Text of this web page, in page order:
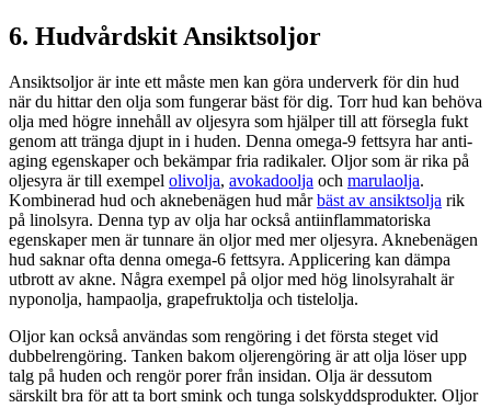
6. Hudvårdskit Ansiktsoljor
Ansiktsoljor är inte ett måste men kan göra underverk för din hud
när du hittar den olja som fungerar bäst för dig. Torr hud kan behöva
olja med högre innehåll av oljesyra som hjälper till att försegla fukt
genom att tränga djupt in i huden. Denna omega-9 fettsyra har anti-
aging egenskaper och bekämpar fria radikaler. Oljor som är rika på
oljesyra är till exempel olivolja, avokadoolja och marulaolja.
Kombinerad hud och aknebenägen hud mårbäst av ansiktsolja rik
på linolsyra. Denna typ av olja har också antiinflammatoriska
egenskaper men är tunnare än oljor med mer oljesyra. Aknebenägen
hud saknar ofta denna omega-6 fettsyra. Applicering kan dämpa
utbrott av akne. Några exempel på oljor med hög linolsyrahalt är
nyponolja, hampaolja, grapefruktolja och tistelolja.
Oljor kan också användas som rengöring i det första steget vid
dubbelrengöring. Tanken bakom oljerengöring är att olja löser upp
talg på huden och rengör porer från insidan. Olja är dessutom
särskilt bra för att ta bort smink och tunga solskyddsprodukter. Oljor